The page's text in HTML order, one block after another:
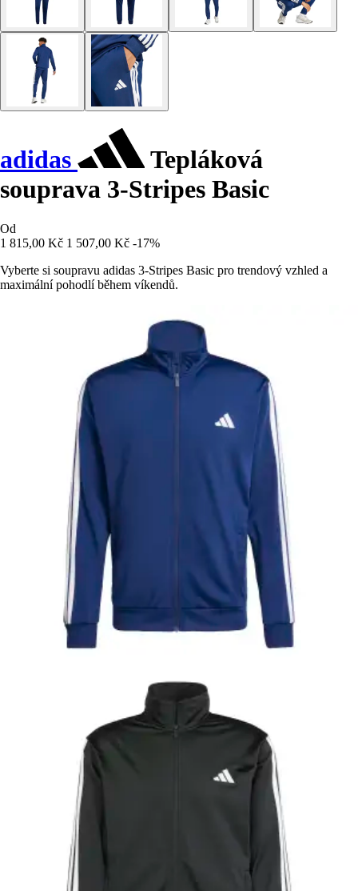
adidas
Tepláková
souprava 3-Stripes Basic
Od
1 815,00 Kč 1 507,00 Kč -17%
Vyberte si soupravu adidas 3-Stripes Basic pro trendový vzhled a
maximální pohodlí během víkendů.